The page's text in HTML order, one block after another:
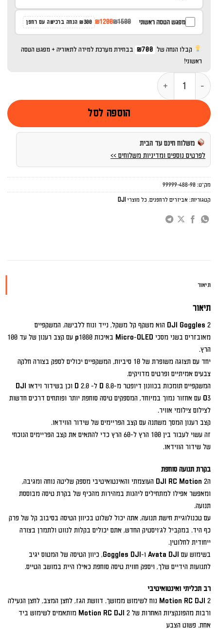
מפגש הטסה ראשוני ₪1500
₪1200 ₪300 הנחה ברכישה עם רחפן
קבלו הנחה של ₪700 בבחירת מערכת למידה לתאוריה + מפגש הטסה
ראשוני!
כמות של DJI Goggles 2 & DJI RC Motion 2
הוספה לסל
משלוח חינם עד הבית
לפרטים נוספים ומדיניות משלוחים >>
מק"ט: 99999-488-90
קטגוריות: אביזרים לרחפנים, כל מוצרי DJI
תיאור
תיאור
DJI Goggles 2 הוא משקף קל משקל, נייד ונוח ללבישה. המשקפיים
מאובזרים בשני מסכי Micro-OLED באיכות p1080 עם קצב רענון של עד 100
הרץ.
יחד עם תצוגה משופרת של 10 סיביות, המשקפיים יכולים לספק בצורה חלקה
צבעים אמיתיים ופרטים מדויקים.
המשקפיים תומכות בכוונון דיופטר מ-8.0 D ל- 2.0 D וכן בשידור וידאו DJI
O3 עם אחזור נמוך במיוחד, המספקים טיסה סוחפת יותר ופותחים דרכים חדשות
לצילום צילומי אוויר.
קצב רענון המסך משתנה עם קצב הפריימים של שידור הווידאו.
זה עשוי לעבור בין 100 הרץ ל-60 הרץ כדי להתאים את קצב הפריימים הנוכחי
של שידור הווידאו.
בקרת תנועה סוחפת
הDJI RC Motion 2 העוצמתי והאינטואיטיבי מספק שליטה נוחה ומגיבה,
ומאפשר אפילו למתחילים ליהנות במהירות מהכיף של בקרת טיסה מבוססת
תנועה.
עם טכנולוגיית חישת תנועה, אתה יכול לשלוט בכיוון הטיסה בסיבוב קל של פרק
כף היד. במקביל לג'ויסטיק החדש, אתם יכולים בקלות לנווט ולתמרן בצורה
ייחודית לחלוטין.
בשימוש עם Avata DJI ו-Goggles DJI, כיוון הטיסה של המטוס יגיב
לתנועות הידיים שלך, ויספק חווית טיסה סוחפת כאילו היית במושב הטייס.
רב תכליתי ואינטואיטיבי
2 Motion RC DJI נוח לשימוש ממושך. דוושת הגז, לחצן המצב, לחצן הנעילה
ורבות מהפונקציות האחרות של 2 Motion RC DJI מותאמים לשימוש ביד
אחת. פשוט הצבע